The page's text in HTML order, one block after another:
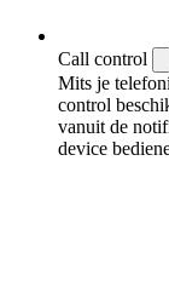
Call control
Mits je
control
vanuit de
device